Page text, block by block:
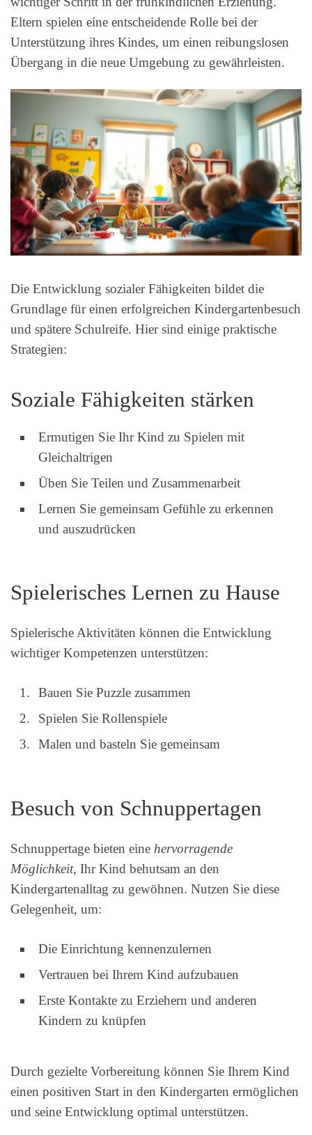
Eltern spielen eine entscheidende Rolle bei der
Unterstützung ihres Kindes, um einen reibungslosen
Übergang in die neue Umgebung zu gewährleisten.
Die Entwicklung sozialer Fähigkeiten bildet die
Grundlage für einen erfolgreichen Kindergartenbesuch
und spätere Schulreife. Hier sind einige praktische
Strategien:
Soziale Fähigkeiten stärken
Ermutigen Sie Ihr Kind zu Spielen mit
Gleichaltrigen
Üben Sie Teilen und Zusammenarbeit
Lernen Sie gemeinsam Gefühle zu erkennen
und auszudrücken
Spielerisches Lernen zu Hause
Spielerische Aktivitäten können die Entwicklung
wichtiger Kompetenzen unterstützen:
Bauen Sie Puzzle zusammen
Spielen Sie Rollenspiele
Malen und basteln Sie gemeinsam
Besuch von Schnuppertagen
Schnuppertage bieten eine hervorragende
Möglichkeit, Ihr Kind behutsam an den
Kindergartenalltag zu gewöhnen. Nutzen Sie diese
Gelegenheit, um:
Die Einrichtung kennenzulernen
Vertrauen bei Ihrem Kind aufzubauen
Erste Kontakte zu Erziehern und anderen
Kindern zu knüpfen
Durch gezielte Vorbereitung können Sie Ihrem Kind
einen positiven Start in den Kindergarten ermöglichen
und seine Entwicklung optimal unterstützen.